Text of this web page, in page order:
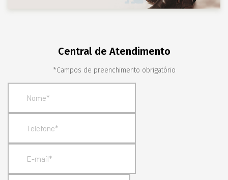
Central de Atendimento
*Campos de preenchimento obrigatório